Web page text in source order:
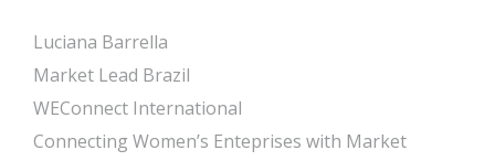
Luciana Barrella
Market Lead Brazil
WEConnect International
Connecting Women’s Enteprises with Market